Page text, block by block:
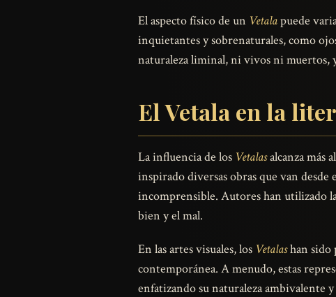
El aspecto físico de un Vetalapuede
inquietantes y sobrenaturales, como
naturaleza liminal, ni vivos ni muertos,
El Vetala en la
La influencia de los Vetalasalcanza más
inspirado diversas obras que van
incomprensible. Autores han utilizado
bien y el mal.
En las artes visuales, los Vetalashan sido
contemporánea. A menudo, estas
enfatizando su naturaleza ambivalente